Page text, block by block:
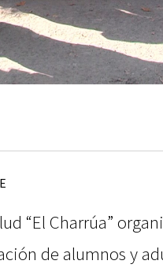
“El Charrúa”
de alumnos y